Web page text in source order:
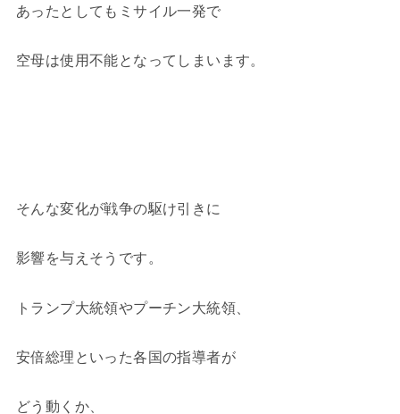
あったとしてもミサイル一発で
空母は使用不能となってしまいます。
そんな変化が戦争の駆け引きに
影響を与えそうです。
トランプ大統領やプーチン大統領、
安倍総理といった各国の指導者が
どう動くか、